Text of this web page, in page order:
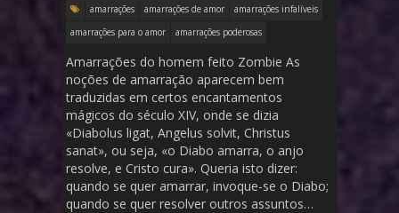
amarrações
amarrações de amor
amarrações infalíveis
amarrações para o amor
amarrações poderosas
Amarrações do homem feito Zombie As
noções de amarração aparecem bem
traduzidas em certos encantamentos
mágicos do século XIV, onde se dizia
«Diabolus ligat, Angelus solvit, Christus
sanat», ou seja, «o Diabo amarra, o anjo
resolve, e Cristo cura». Queria isto dizer:
quando se quer amarrar, invoque-se o Diabo;
quando se quer resolver outros assuntos…